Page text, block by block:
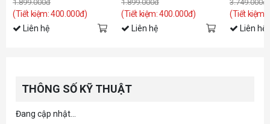
1.899.000đ
(Tiết kiệm: 400.000đ)
Liên hệ
1.899.000đ
(Tiết kiệm: 400.000đ)
Liên hệ
3.749.000đ
(Tiết kiệm:
Liên hệ
THÔNG SỐ KỸ THUẬT
Đang cập nhật...